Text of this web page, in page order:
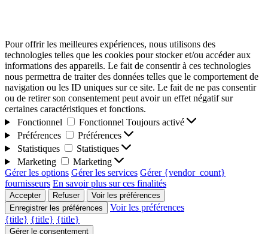
Pour offrir les meilleures expériences, nous utilisons des
technologies telles que les cookies pour stocker et/ou accéder aux
informations des appareils. Le fait de consentir à ces technologies
nous permettra de traiter des données telles que le comportement de
navigation ou les ID uniques sur ce site. Le fait de ne pas consentir
ou de retirer son consentement peut avoir un effet négatif sur
certaines caractéristiques et fonctions.
Fonctionnel
Fonctionnel Toujours activé
Préférences
Préférences
Statistiques
Statistiques
Marketing
Marketing
Gérer les options Gérer les services Gérer {vendor_count}
fournisseurs En savoir plus sur ces finalités
Accepter Refuser
Voir les préférences
Enregistrer les préférences
Voir les préférences
{title} {title} {title}
Gérer le consentement